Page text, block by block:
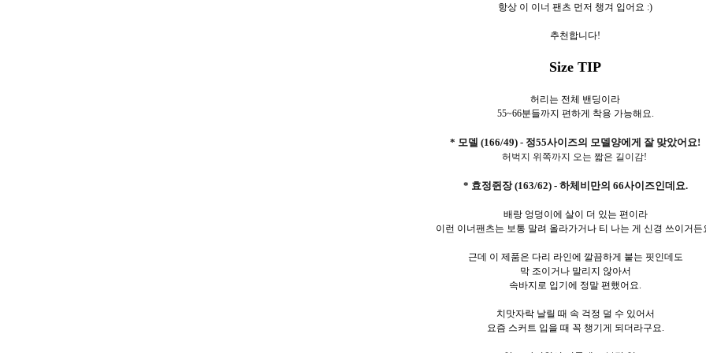
항상 이 이너 팬츠 먼저 챙겨 입어요 :)
추천합니다!
Size TIP
허리는 전체 밴딩이라
55~66분들까지 편하게 착용 가능해요.
* 모델 (166/49) - 정55사이즈의 모델양에게 잘 맞았어요!
허벅지 위쪽까지 오는 짧은 길이감!
* 효정쥔장 (163/62) - 하체비만의 66사이즈인데요.
배랑 엉덩이에 살이 더 있는 편이라
이런 이너팬츠는 보통 말려 올라가거나 티 나는 게 신경 쓰이거든
근데 이 제품은 다리 라인에 깔끔하게 붙는 핏인데도
막 조이거나 말리지 않아서
속바지로 입기에 정말 편했어요.
치맛자락 날릴 때 속 걱정 덜 수 있어서
요즘 스커트 입을 때 꼭 챙기게 되더라구요.